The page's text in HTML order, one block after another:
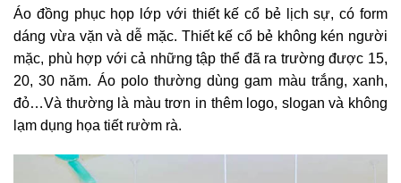
Áo đồng phục họp lớp với thiết kế cổ bẻ lịch sự, có form
dáng vừa vặn và dễ mặc. Thiết kế cổ bẻ không kén người
mặc, phù hợp với cả những tập thể đã ra trường được 15,
20, 30 năm. Áo polo thường dùng gam màu trắng, xanh,
đỏ…Và thường là màu trơn in thêm logo, slogan và không
lạm dụng họa tiết rườm rà.